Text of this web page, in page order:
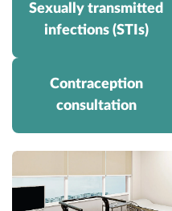
Sexually transmitted
infections (STIs)
Contraception
consultation